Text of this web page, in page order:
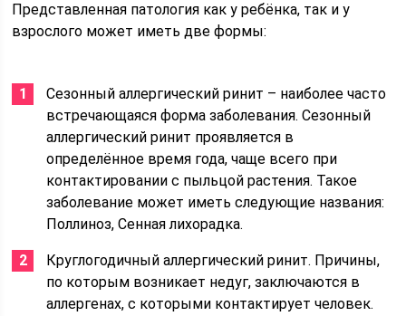
Представленная патология как у ребёнка, так и у
взрослого может иметь две формы:
Сезонный аллергический ринит – наиболее часто
встречающаяся форма заболевания. Сезонный
аллергический ринит проявляется в
определённое время года, чаще всего при
контактировании с пыльцой растения. Такое
заболевание может иметь следующие названия:
Поллиноз, Сенная лихорадка.
Круглогодичный аллергический ринит. Причины,
по которым возникает недуг, заключаются в
аллергенах, с которыми контактирует человек.